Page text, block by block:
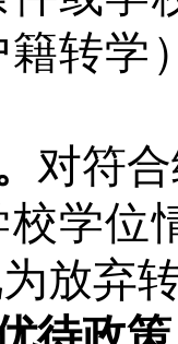
转学
对符
学位
放弃